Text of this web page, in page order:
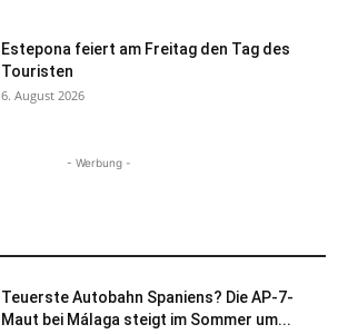
Estepona feiert am Freitag den Tag des
Touristen
6. August 2026
- Werbung -
Teuerste Autobahn Spaniens? Die AP-7-
Maut bei Málaga steigt im Sommer um...